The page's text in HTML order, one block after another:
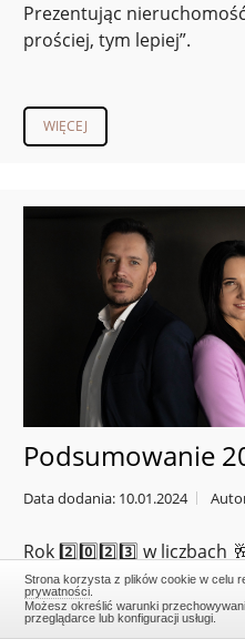
Prezentując
prościej, tym lepiej”.
WIĘCEJ
Podsumowanie
Data dodania: 10.01.2024
Rok 2️⃣0️⃣2️⃣3️⃣ w liczbach
Strona korzysta z plików cookie w celu
prywatności
Możesz określić warunki
przeglądarce lub konfiguracji usługi.